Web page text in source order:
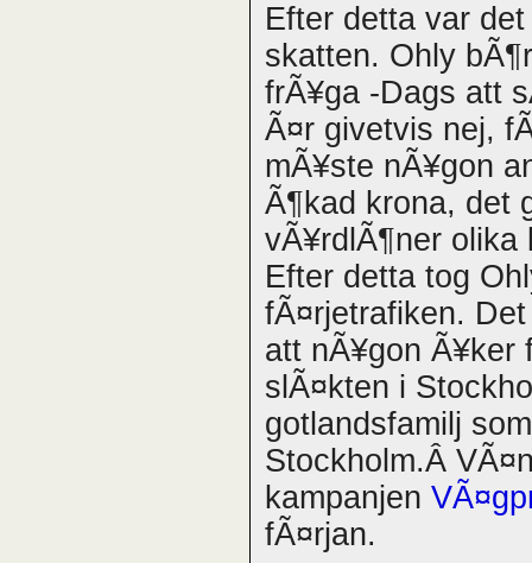
Efter detta var
skatten. Ohly
frÃ¥ga -Dags att
Ã¤r givetvis nej,
mÃ¥ste nÃ¥gon
Ã¶kad krona, det
vÃ¥rdlÃ¶ner olika
Efter detta tog
fÃ¤rjetrafiken.
att nÃ¥gon Ã¥ker
slÃ¤kten i
gotlandsfamilj
Stockholm.Â
kampanjen
fÃ¤rjan.